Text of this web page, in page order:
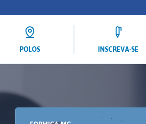
POLOS INSCREVA-SE